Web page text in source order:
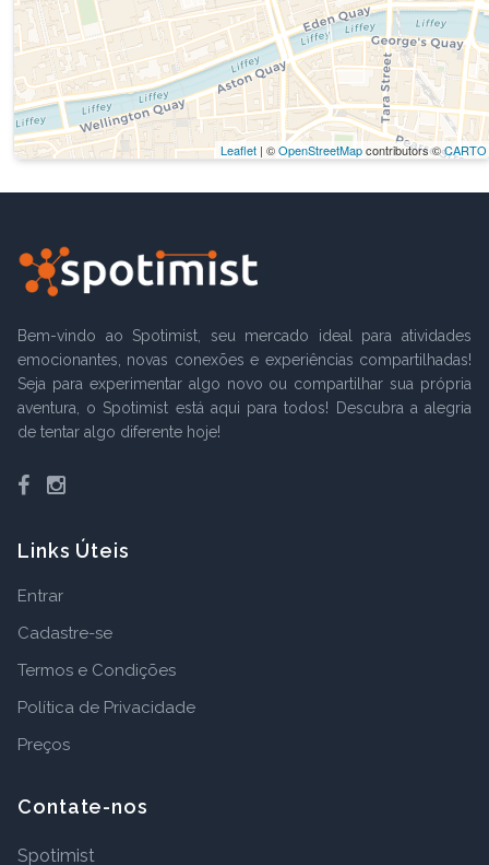
Leaflet | ©OpenStreetMapcontributors ©CARTO
Bem-vindo ao Spotimist, seu mercado ideal para atividades
emocionantes, novas conexões e experiências compartilhadas!
Seja para experimentar algo novo ou compartilhar sua própria
aventura, o Spotimist está aqui para todos! Descubra a alegria
de tentar algo diferente hoje!
Facebook
Instagram
Links Úteis
Entrar
Cadastre-se
Termos e Condições
Política de Privacidade
Preços
Contate-nos
Spotimist